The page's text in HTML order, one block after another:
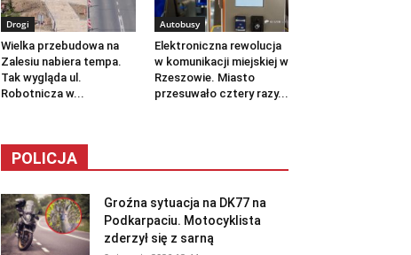
Drogi
Wielka przebudowa na
Zalesiu nabiera tempa.
Tak wygląda ul.
Robotnicza w...
Autobusy
Elektroniczna rewolucja
w komunikacji miejskiej w
Rzeszowie. Miasto
przesuwało cztery razy...
POLICJA
Groźna sytuacja na DK77 na
Podkarpaciu. Motocyklista
zderzył się z sarną